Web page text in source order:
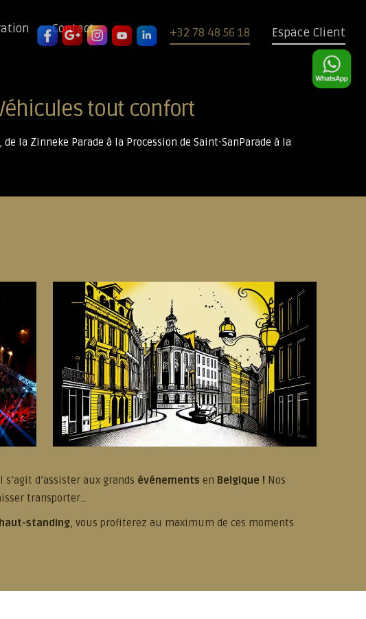
Contact +32 78 48 56 18 Espace Client
tout confort
la Zinneke Parade à la Procession de Saint-SanParade à la
d’assister aux grands événements en Belgique ! Nos
transporter…
standing, vous profiterez au maximum de ces moments